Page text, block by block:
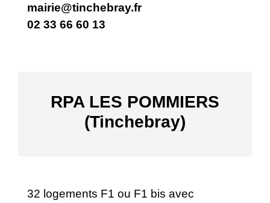
mairie@tinchebray.fr
02 33 66 60 13
RPA LES POMMIERS
(Tinchebray)
32 logements F1 ou F1 bis avec